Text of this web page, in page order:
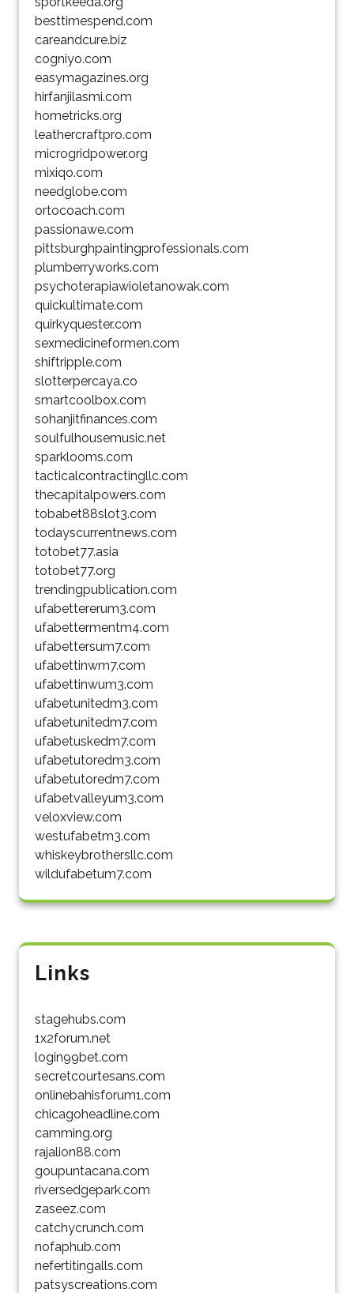
besttimespend.com
careandcure.biz
cogniyo.com
easymagazines.org
hirfanjilasmi.com
hometricks.org
leathercraftpro.com
microgridpower.org
mixiqo.com
needglobe.com
ortocoach.com
passionawe.com
pittsburghpaintingprofessionals.com
plumberryworks.com
psychoterapiawioletanowak.com
quickultimate.com
quirkyquester.com
sexmedicineformen.com
shiftripple.com
slotterpercaya.co
smartcoolbox.com
sohanjitfinances.com
soulfulhousemusic.net
sparklooms.com
tacticalcontractingllc.com
thecapitalpowers.com
tobabet88slot3.com
todayscurrentnews.com
totobet77.asia
totobet77.org
trendingpublication.com
ufabettererum3.com
ufabettermentm4.com
ufabettersum7.com
ufabettinwm7.com
ufabettinwum3.com
ufabetunitedm3.com
ufabetunitedm7.com
ufabetuskedm7.com
ufabetutoredm3.com
ufabetutoredm7.com
ufabetvalleyum3.com
veloxview.com
westufabetm3.com
whiskeybrothersllc.com
wildufabetum7.com
Links
stagehubs.com
1x2forum.net
login99bet.com
secretcourtesans.com
onlinebahisforum1.com
chicagoheadline.com
camming.org
rajalion88.com
goupuntacana.com
riversedgepark.com
zaseez.com
catchycrunch.com
nofaphub.com
nefertitingalls.com
patsyscreations.com